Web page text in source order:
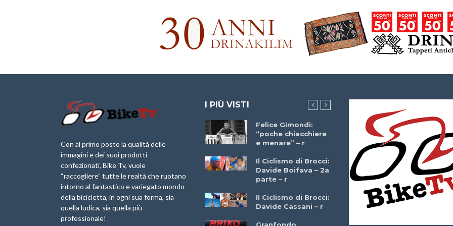
Con al primo posto la qualità delle
immagini e dei suoi prodotti
confezionati, Bike Tv, vuole
“raccogliere” tutte le realtà che ruotano
intorno al fantastico e variegato mondo
della bicicletta, in ogni sua forma, sia
quella ludica, sia quella più
professionale!
I PIÙ VISTI
Briko Torino – 11
Maggio 2025 – r
Minerva Edizioni e
Marathon 2025”
IX Ed. “Tra
Borghi&Castelli” –
Anteprima
1a Edizione
Granfondo
Felice Gimondi:
“poche chiacchiere
e menare” – r
Il Ciclismo di Brocci:
Davide Boifava – 2a
parte – r
Il Ciclismo di Brocci:
Davide Cassani – r
Brocci Incontra
Giuseppe Martinelli
– r
Che cos’è il
triathlon? Con
Simone Diamantini
– r